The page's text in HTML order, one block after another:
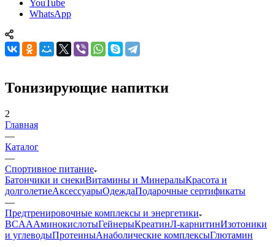
YouTube
WhatsApp
Тонизирующие напитки
2
Главная
—
Каталог
—
Спортивное питание
Батончики и снекиВитамины и МинералыКрасота и
долголетиеАксессуарыОдеждаПодарочные сертификаты
—
Предтренировочные комплексы и энергетики
BCAAАминокислотыГейнерыКреатинЛ-карнитинИзотоники
и углеводыПротеиныАнаболические комплексыГлютамин